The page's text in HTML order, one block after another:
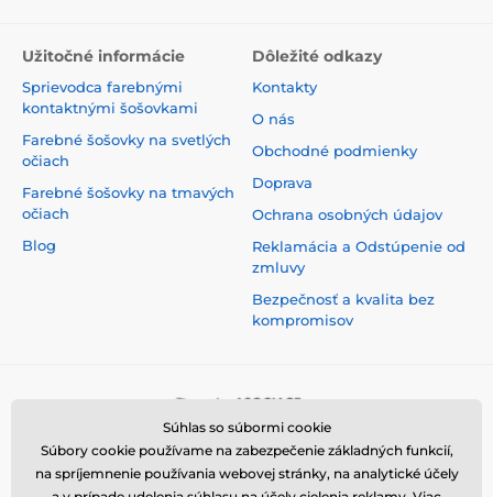
Užitočné informácie
Sprievodca farebnými
kontaktnými šošovkami
Farebné šošovky na svetlých
očiach
Farebné šošovky na tmavých
očiach
Blog
Dôležité odkazy
Kontakty
O nás
Obchodné podmienky
Doprava
Ochrana osobných údajov
Reklamácia a Odstúpenie od
zmluvy
Bezpečnosť a kvalita bez
kompromisov
Súhlas so súbormi cookie
Súbory cookie používame na zabezpečenie základných funkcií,
na spríjemnenie používania webovej stránky, na analytické účely